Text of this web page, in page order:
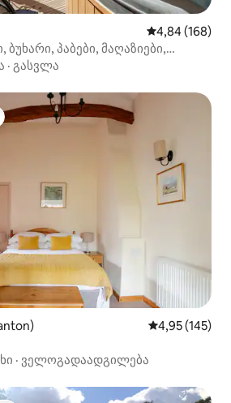
საშუალო
4,84 (168)
ბუხარი, პაბები, მაღაზიები,
· გასვლა
საშუალო
4,95 (145)
· ველოგადაადგილება